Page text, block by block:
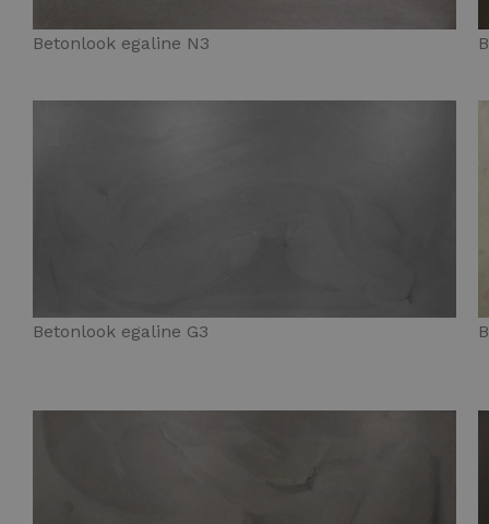
Betonlook egaline N3
Betonlook egaline G3